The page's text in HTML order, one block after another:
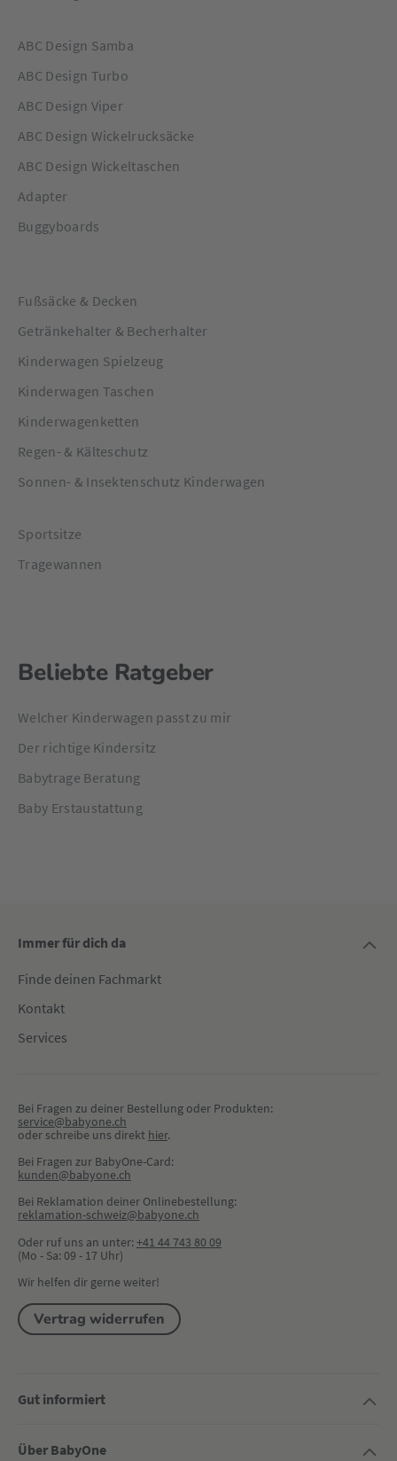
ABC Design Samba
ABC Design Turbo
ABC Design Viper
ABC Design Wickelrucksäcke
ABC Design Wickeltaschen
Adapter
Buggyboards
Fußsäcke & Decken
Getränkehalter & Becherhalter
Kinderwagen Spielzeug
Kinderwagen Taschen
Kinderwagenketten
Regen- & Kälteschutz
Sonnen- & Insektenschutz Kinderwagen
Sportsitze
Tragewannen
Beliebte Ratgeber
Welcher Kinderwagen passt zu mir
Der richtige Kindersitz
Babytrage Beratung
Baby Erstaustattung
Immer für dich da
Finde deinen Fachmarkt
Kontakt
Services
Bei Fragen zu deiner Bestellung oder Produkten:
service@babyone.ch
oder schreibe uns direkt hier.
Bei Fragen zur BabyOne-Card:
kunden@babyone.ch
Bei Reklamation deiner Onlinebestellung:
reklamation-schweiz@babyone.ch
Oder ruf uns an unter:+41 44 743 80 09
(Mo - Sa: 09 - 17 Uhr)
Wir helfen dir gerne weiter!
Vertrag widerrufen
Gut informiert
Über BabyOne